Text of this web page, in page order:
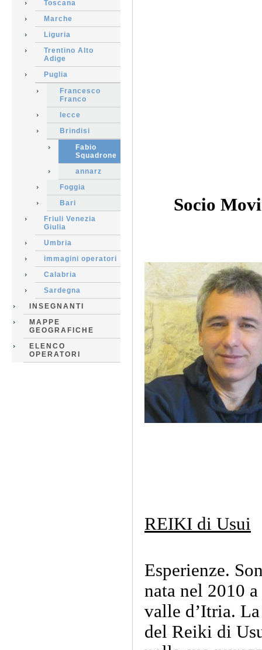
Toscana
Marche
Liguria
Trentino Alto
Adige
Puglia
Francesco
Franco
lecce
Brindisi
Fabio
Squadrone
annarz
Foggia
Bari
Friuli Venezia
Giulia
Umbria
immagini operatori
Calabria
Sardegna
INSEGNANTI
MAPPE
GEOGRAFICHE
ELENCO
OPERATORI
Socio
REIKI di Usui
Esperienze.
nata nel 2010
valle d’Itria.
del Reiki di